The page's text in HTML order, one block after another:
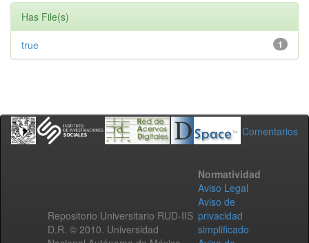
Has File(s)
1
true
Comentarios
Repositorio Universitario RUD-IIS
D.R. © 2010. Universidad
Normatividad
Aviso Legal
Aviso de
privacidad
simplificado